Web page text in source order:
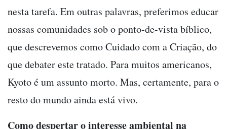
nesta tarefa. Em outras palavras, preferimos educar
nossas comunidades sob o ponto-de-vista bíblico,
que descrevemos como Cuidado com a Criação, do
que debater este tratado. Para muitos americanos,
Kyoto é um assunto morto. Mas, certamente, para o
resto do mundo ainda está vivo.
Como despertar o interesse ambiental na